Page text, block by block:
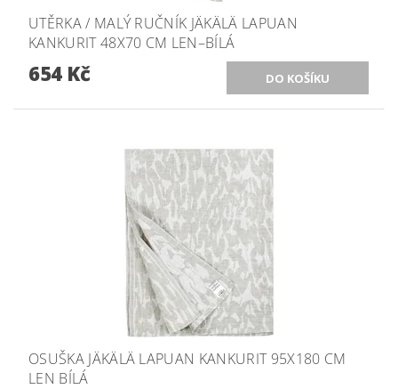
UTĚRKA / MALÝ RUČNÍK JÄKÄLÄ LAPUAN
KANKURIT 48X70 CM LEN–BÍLÁ
654 Kč
OSUŠKA JÄKÄLÄ LAPUAN KANKURIT 95X180 CM
LEN BÍLÁ